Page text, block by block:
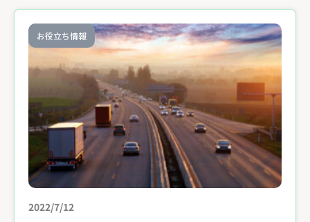
お役立ち情報
2022/7/12